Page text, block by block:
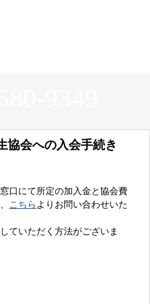
協会への入会手続き
口にて所定の加入金と協会費
こちら よりお問い合わせいた
いただく方法がございま